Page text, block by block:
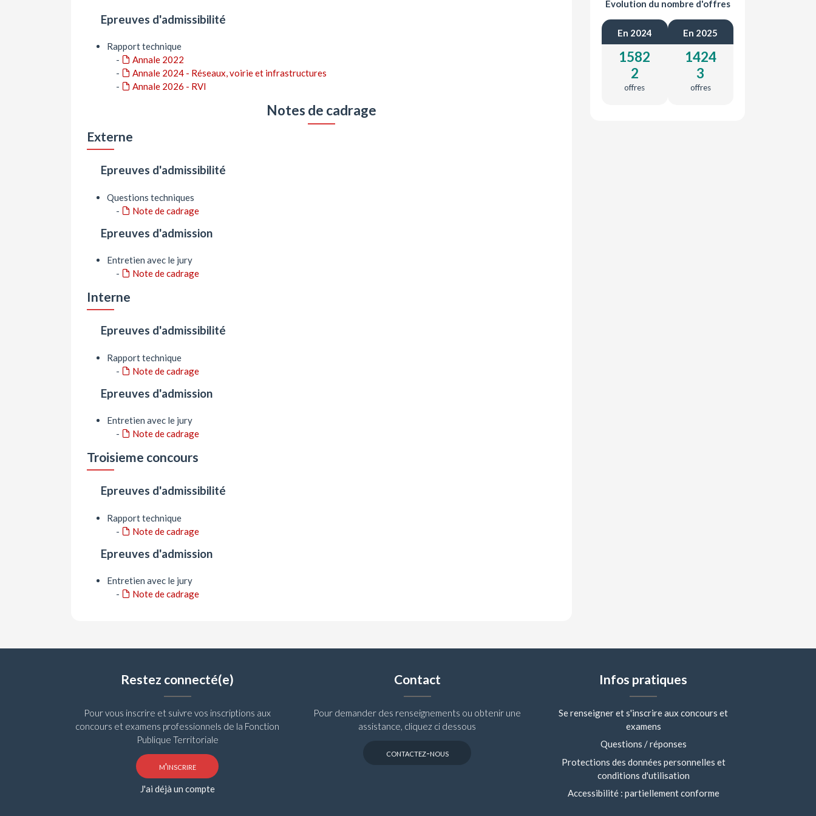
Epreuves d'admissibilité
Rapport technique
-
Annale 2022
-
Annale 2024 - Réseaux, voirie et infrastructures
-
Annale 2026 - RVI
Notes de cadrage
Externe
Epreuves d'admissibilité
Questions techniques
-
Note de cadrage
Epreuves d'admission
Entretien avec le jury
-
Note de cadrage
Interne
Epreuves d'admissibilité
Rapport technique
-
Note de cadrage
Epreuves d'admission
Entretien avec le jury
-
Note de cadrage
Troisieme concours
Epreuves d'admissibilité
Rapport technique
-
Note de cadrage
Epreuves d'admission
Entretien avec le jury
-
Note de cadrage
Évolution du nombre d'offres
En 2024
1582
2
offres
En 2025
1424
3
offres
Restez connecté(e)
Pour vous inscrire et suivre vos inscriptions aux
concours et examens professionnels de la Fonction
Publique Territoriale
m'inscrire
J'ai déjà un compte
Contact
Pour demander des renseignements ou obtenir une
assistance, cliquez ci dessous
contactez-nous
Infos pratiques
Se renseigner et s'inscrire aux concours et
examens
Questions / réponses
Protections des données personnelles et
conditions d'utilisation
Accessibilité : partiellement conforme